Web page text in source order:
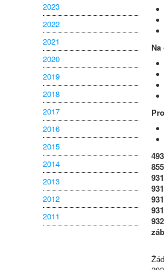
2023
2022
2021
2020
2019
2018
2017
2016
2015
2014
2013
2012
2011
Na